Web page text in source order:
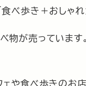
歩き＋おしゃれ
が売っていま
や食べ歩きのお